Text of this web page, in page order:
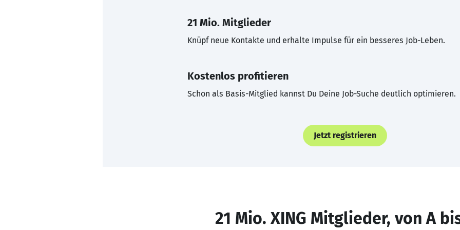
21 Mio. Mitglieder
Knüpf neue Kontakte und erhalte Impulse für ein besseres Job-Leben.
Kostenlos profitieren
Schon als Basis-Mitglied kannst Du Deine Job-Suche deutlich optimieren.
Jetzt registrieren
21 Mio. XING Mitglieder, von A